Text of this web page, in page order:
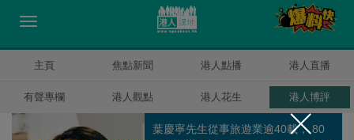
主頁 焦點新聞 港人點播 港人直播
有聲專欄 港人觀點 港人花生 港人博評
葉慶寧先生從事旅遊業逾40載， 80